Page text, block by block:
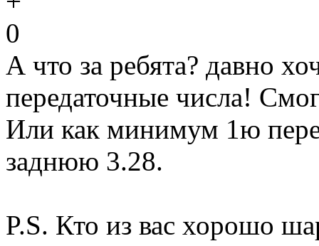
0
А что за ребята? давно
передаточные числа!
Или как минимум 1ю
заднюю 3.28.
P.S. Кто из вас хорошо